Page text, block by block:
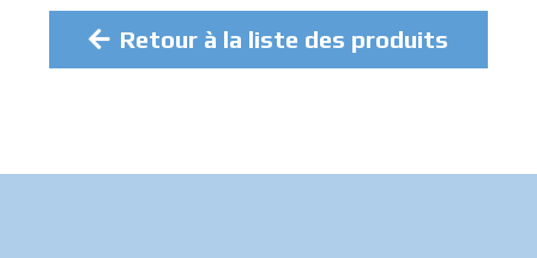
Retour à la liste des produits